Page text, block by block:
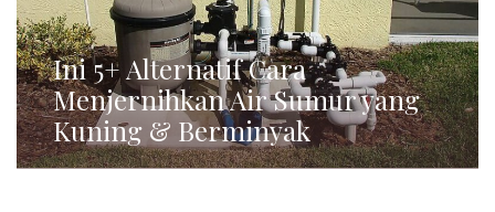
Ini 5+ Alternatif Cara
Menjernihkan Air Sumur yang
Kuning & Berminyak